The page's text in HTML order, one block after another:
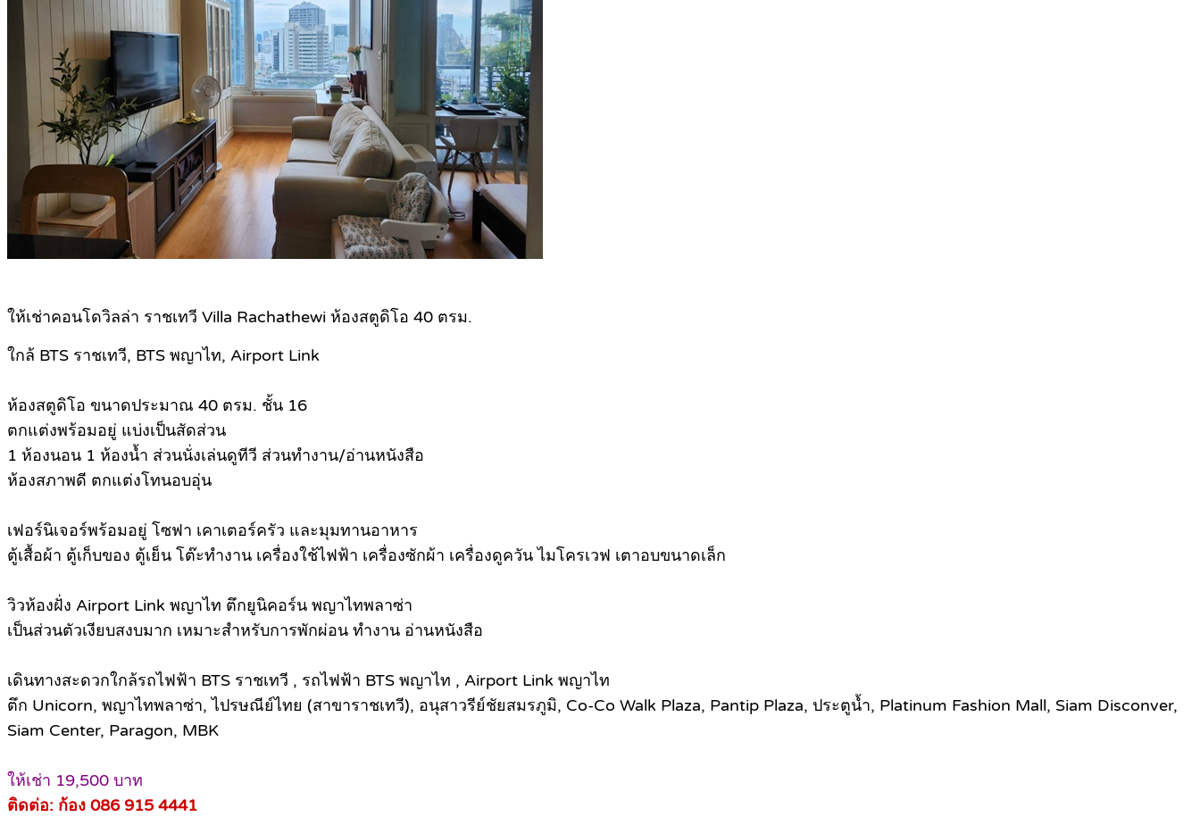
ให้เช่าคอนโดวิลล่า ราชเทวี Villa Rachathewi ห้องสตูดิโอ 40 ตรม.
ใกล้ BTS ราชเทวี, BTS พญาไท, Airport Link
ห้องสตูดิโอ ขนาดประมาณ 40 ตรม. ชั้น 16
ตกแต่งพร้อมอยู่ แบ่งเป็นสัดส่วน
1 ห้องนอน 1 ห้องน้ำ ส่วนนั่งเล่นดูทีวี ส่วนทำงาน/อ่านหนังสือ
ห้องสภาพดี ตกแต่งโทนอบอุ่น
เฟอร์นิเจอร์พร้อมอยู่ โซฟา เคาเตอร์ครัว และมุมทานอาหาร
ตู้เสื้อผ้า ตู้เก็บของ ตู้เย็น โต๊ะทำงาน เครื่องใช้ไฟฟ้า เครื่องซักผ้า เครื่องดูควัน ไมโครเวฟ เตาอบขนาดเล็ก
วิวห้องฝั่ง Airport Link พญาไท ตึกยูนิคอร์น พญาไทพลาซ่า
เป็นส่วนตัวเงียบสงบมาก เหมาะสำหรับการพักผ่อน ทำงาน อ่านหนังสือ
เดินทางสะดวกใกล้รถไฟฟ้า BTS ราชเทวี , รถไฟฟ้า BTS พญาไท , Airport Link พญาไท
ตึก Unicorn, พญาไทพลาซ่า, ไปรษณีย์ไทย (สาขาราชเทวี), อนุสาวรีย์ชัยสมรภูมิ, Co-Co Walk Plaza, Pantip Plaza, ประตูน้ำ, Platinum Fashion Mall, Siam Disconver,
Siam Center, Paragon, MBK
ให้เช่า 19,500 บาท
ติดต่อ: ก้อง 086 915 4441